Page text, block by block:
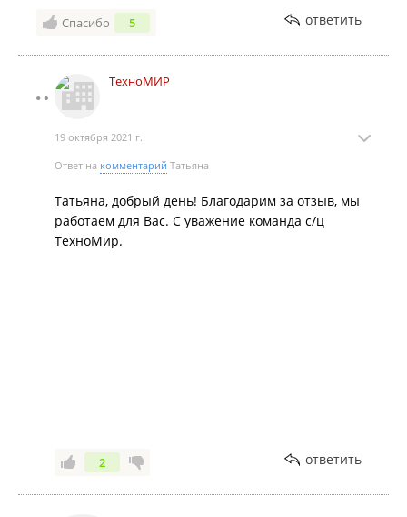
Спасибо 5 ответить
ТехноМИР
19 октября 2021 г.
Ответ на комментарий Татьяна
Татьяна, добрый день! Благодарим за отзыв, мы
работаем для Вас. С уважение команда с/ц
ТехноМир.
2 ответить